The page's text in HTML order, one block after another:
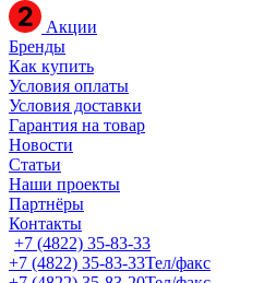
Акции
Бренды
Как купить
Условия оплаты
Условия доставки
Гарантия на товар
Новости
Статьи
Наши проекты
Партнёры
Контакты
+7 (4822) 35-83-33
+7 (4822) 35-83-33Тел/факс